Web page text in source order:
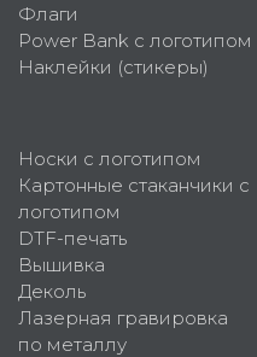
Флаги
Power Bank с логотипом
Наклейки (стикеры)
Носки с логотипом
Картонные стаканчики с
логотипом
DTF-печать
Вышивка
Деколь
Лазерная гравировка
по металлу